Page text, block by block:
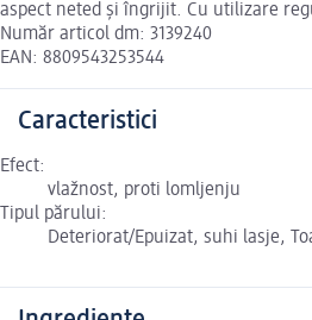
aspect neted și îngrijit. Cu utilizare
Număr articol dm: 3139240
EAN: 8809543253544
Caracteristici
Efect:
vlažnost, proti lomljenju
Tipul părului:
Deteriorat/Epuizat, suhi lasje,